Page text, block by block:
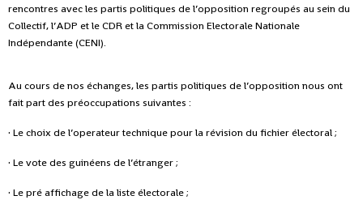
rencontres avec les partis politiques de l’opposition regroupés au sein du
Collectif, l’ADP et le CDR et la Commission Electorale Nationale
Indépendante (CENI).
Au cours de nos échanges, les partis politiques de l’opposition nous ont
fait part des préoccupations suivantes :
· Le choix de l’operateur technique pour la révision du fichier électoral ;
· Le vote des guinéens de l’étranger ;
· Le pré affichage de la liste électorale ;